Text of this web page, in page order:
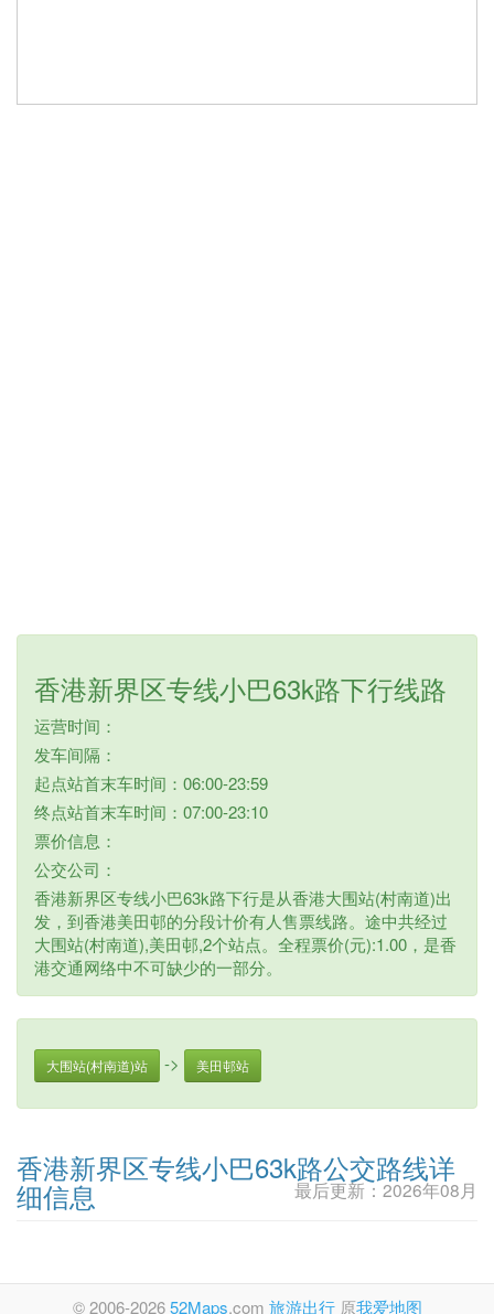
香港新界区专线小巴63k路下行线路
运营时间：
发车间隔：
起点站首末车时间：06:00-23:59
终点站首末车时间：07:00-23:10
票价信息：
公交公司：
香港新界区专线小巴63k路下行是从香港大围站(村南道)出
发，到香港美田邨的分段计价有人售票线路。途中共经过
大围站(村南道),美田邨,2个站点。全程票价(元):1.00，是香
港交通网络中不可缺少的一部分。
大围站(村南道)站 -> 美田邨站
香港新界区专线小巴63k路公交路线详
细信息 最后更新：2026年08月
© 2006-202652Maps.com 旅游出行原我爱地图